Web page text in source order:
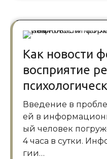
Как новости
восприятие
Введение в проблему восприятия новост
ей в
ый человек
4 часа в сутки.
гии…